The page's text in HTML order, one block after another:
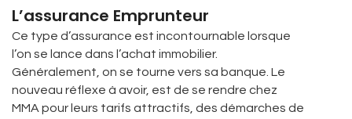
L’assurance Emprunteur
Ce type d’assurance est incontournable lorsque
l’on se lance dans l’achat immobilier.
Généralement, on se tourne vers sa banque. Le
nouveau réflexe à avoir, est de se rendre chez
MMA pour leurs tarifs attractifs, des démarches de